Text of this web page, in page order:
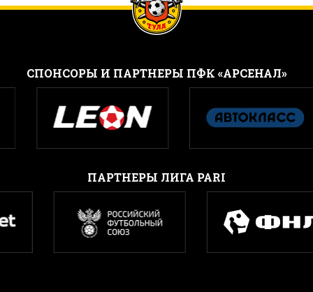
CПОНСОРЫ И ПАРТНЕРЫ ПФК «АРСЕНАЛ»
ПАРТНЕРЫ ЛИГА PARI